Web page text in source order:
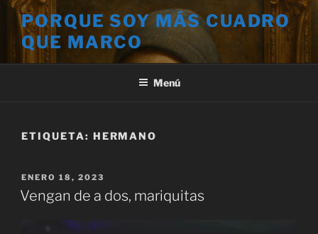
Saltar
contenido
PORQUE SOY MÁS CUADRO
QUE MARCO
Menú
ETIQUETA: HERMANO
PUBLICADO
EL
ENERO 18, 2023
Vengan de a dos, mariquitas